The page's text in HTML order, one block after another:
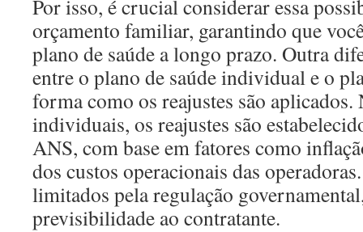
Por isso, é crucial considerar essa
orçamento familiar, garantindo que
plano de saúde a longo prazo. Outra
entre o plano de saúde individual e o
forma como os reajustes são aplicados.
individuais, os reajustes são
ANS, com base em fatores como
dos custos operacionais das
limitados pela regulação
previsibilidade ao contratante.